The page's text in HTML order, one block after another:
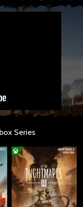
Series